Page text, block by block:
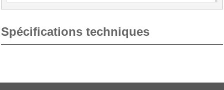
Spécifications techniques